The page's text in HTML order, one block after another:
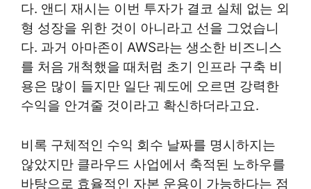
다. 앤디 재시는 이번 투자가 결코 실체 없는 외
형 성장을 위한 것이 아니라고 선을 그었습니
다. 과거 아마존이 AWS라는 생소한 비즈니스
를 처음 개척했을 때처럼 초기 인프라 구축 비
용은 많이 들지만 일단 궤도에 오르면 강력한
수익을 안겨줄 것이라고 확신하더라고요.
비록 구체적인 수익 회수 날짜를 명시하지는
않았지만 클라우드 사업에서 축적된 노하우를
바탕으로 효율적인 자본 운용이 가능하다는 점